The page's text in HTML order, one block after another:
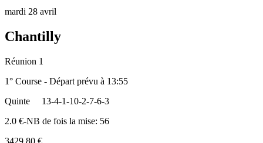
mardi 28 avril
Chantilly
Réunion 1
1° Course - Départ prévu à 13:55
Quinte
13-4-1-10-2-7-6-3
2.0 €-NB de fois la mise: 56
3429.80 €